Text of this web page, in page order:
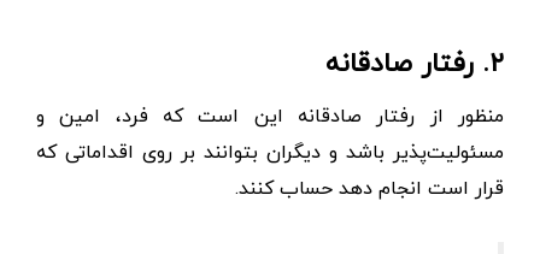
۲. رفتار صادقانه
منظور از رفتار صادقانه این است که فرد، امین و
مسئولیت‌پذیر باشد و دیگران بتوانند بر روی اقداماتی که
قرار است انجام ‌دهد حساب کنند.